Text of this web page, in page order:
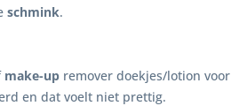
schmink.
make-up remover doekjes/lotion voor
en dat voelt niet prettig.